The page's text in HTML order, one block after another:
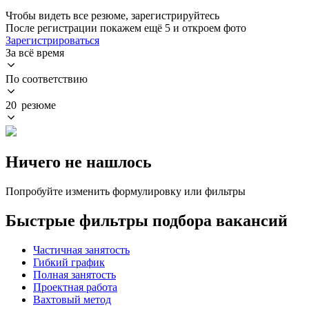
Чтобы видеть все резюме, зарегистрируйтесь
После регистрации покажем ещё 5 и откроем фото
Зарегистрироваться
За всё время
По соответствию
20 резюме
Ничего не нашлось
Попробуйте изменить формулировку или фильтры
Быстрые фильтры подбора вакансий
Частичная занятость
Гибкий график
Полная занятость
Проектная работа
Вахтовый метод